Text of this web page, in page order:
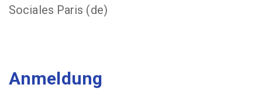
Sociales Paris (de)
Anmeldung